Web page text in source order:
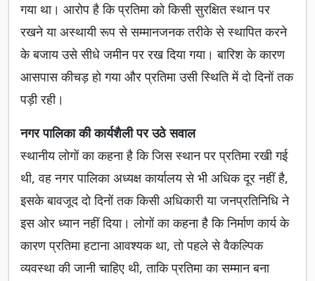
गया था। आरोप है कि प्रतिमा को किसी सुरक्षित स्थान पर
रखने या अस्थायी रूप से सम्मानजनक तरीके से स्थापित करने
के बजाय उसे सीधे जमीन पर रख दिया गया। बारिश के कारण
आसपास कीचड़ हो गया और प्रतिमा उसी स्थिति में दो दिनों तक
पड़ी रही।
नगर पालिका की कार्यशैली पर उठे सवाल
स्थानीय लोगों का कहना है कि जिस स्थान पर प्रतिमा रखी गई
थी, वह नगर पालिका अध्यक्ष कार्यालय से भी अधिक दूर नहीं है,
इसके बावजूद दो दिनों तक किसी अधिकारी या जनप्रतिनिधि ने
इस ओर ध्यान नहीं दिया। लोगों का कहना है कि निर्माण कार्य के
कारण प्रतिमा हटाना आवश्यक था, तो पहले से वैकल्पिक
व्यवस्था की जानी चाहिए थी, ताकि प्रतिमा का सम्मान बना